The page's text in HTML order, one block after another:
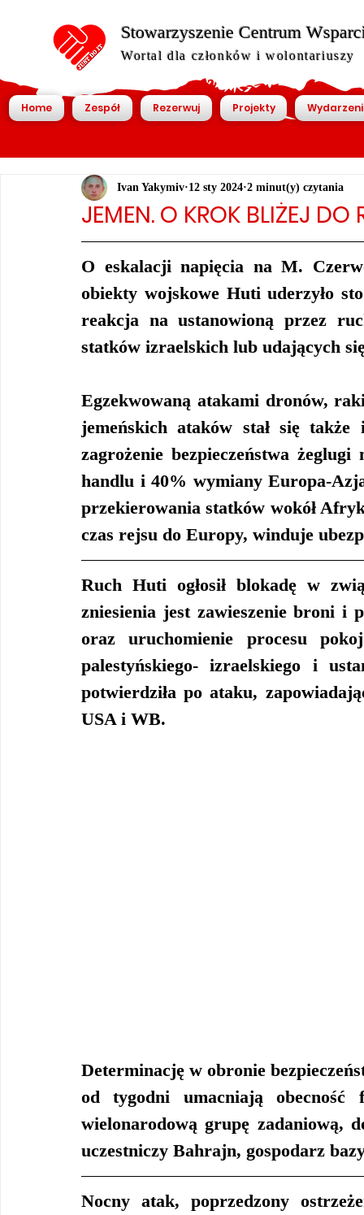
Stowarzyszenie Centrum
Wortal dla członków i wolontariuszy
Home Zespół Rezerwuj Projekty
JEMEN. O KROK BLIŻEJ DO
Ivan Yakymiv 12 sty 2024 2 minut(y) czytania
O eskalacji napięcia na M.
obiekty wojskowe Huti uderzyło
reakcja na ustanowioną przez
statków izraelskich lub udających
Egzekwowaną atakami dronów,
jemeńskich ataków stał się
zagrożenie bezpieczeństwa
handlu i 40% wymiany Europa-
przekierowania statków wokół
czas rejsu do Europy, winduje
Ruch Huti ogłosił blokadę w
zniesienia jest zawieszenie broni i
oraz uruchomienie procesu
palestyńskiego- izraelskiego i
potwierdziła po ataku,
USA i WB.
Determinację w obronie
od tygodni umacniają
wielonarodową grupę zadaniową,
uczestniczy Bahrajn, gospodarz
Nocny atak, poprzedzony